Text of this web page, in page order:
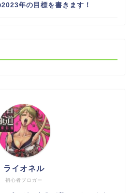
年の目標を書きます！
初心者ブロガー
ライオネル